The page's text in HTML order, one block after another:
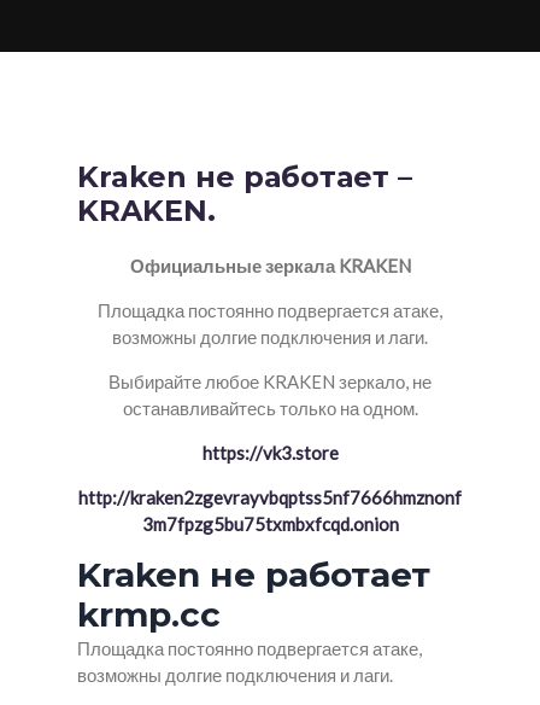
Kraken не работает –
KRAKEN.
Официальные зеркала KRAKEN
Площадка постоянно подвергается атаке,
возможны долгие подключения и лаги.
Выбирайте любое KRAKEN зеркало, не
останавливайтесь только на одном.
https://vk3.store
http://kraken2zgevrayvbqptss5nf7666hmznonf
3m7fpzg5bu75txmbxfcqd.onion
Kraken не работает
krmp.cc
Площадка постоянно подвергается атаке,
возможны долгие подключения и лаги.